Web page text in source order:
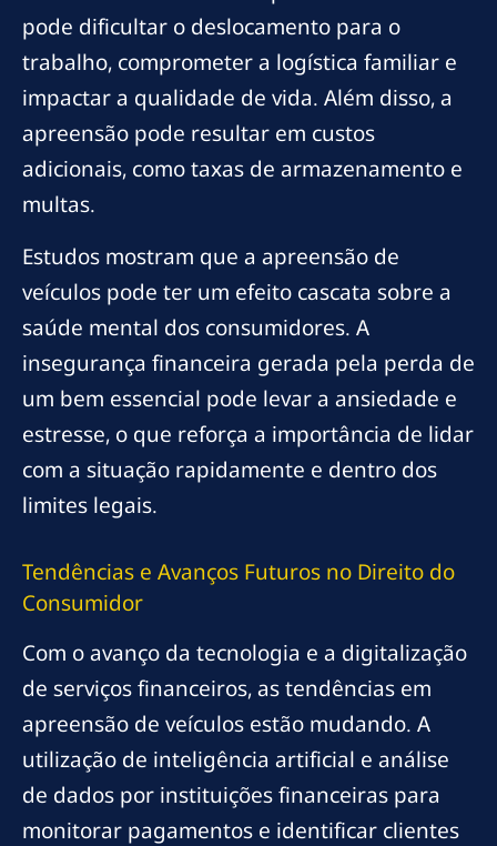
pode dificultar o deslocamento para o
trabalho, comprometer a logística familiar e
impactar a qualidade de vida. Além disso, a
apreensão pode resultar em custos
adicionais, como taxas de armazenamento e
multas.
Estudos mostram que a apreensão de
veículos pode ter um efeito cascata sobre a
saúde mental dos consumidores. A
insegurança financeira gerada pela perda de
um bem essencial pode levar a ansiedade e
estresse, o que reforça a importância de lidar
com a situação rapidamente e dentro dos
limites legais.
Tendências e Avanços Futuros no Direito do
Consumidor
Com o avanço da tecnologia e a digitalização
de serviços financeiros, as tendências em
apreensão de veículos estão mudando. A
utilização de inteligência artificial e análise
de dados por instituições financeiras para
monitorar pagamentos e identificar clientes